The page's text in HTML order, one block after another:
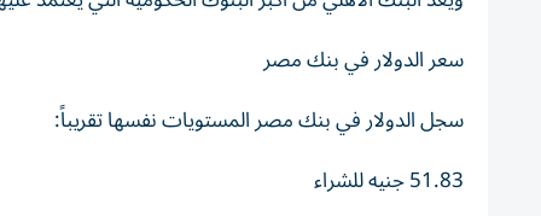
سعر الدولار في بنك مصر
سجل الدولار في بنك مصر المستويات نفسها تقريباً:
51.83 جنيه للشراء